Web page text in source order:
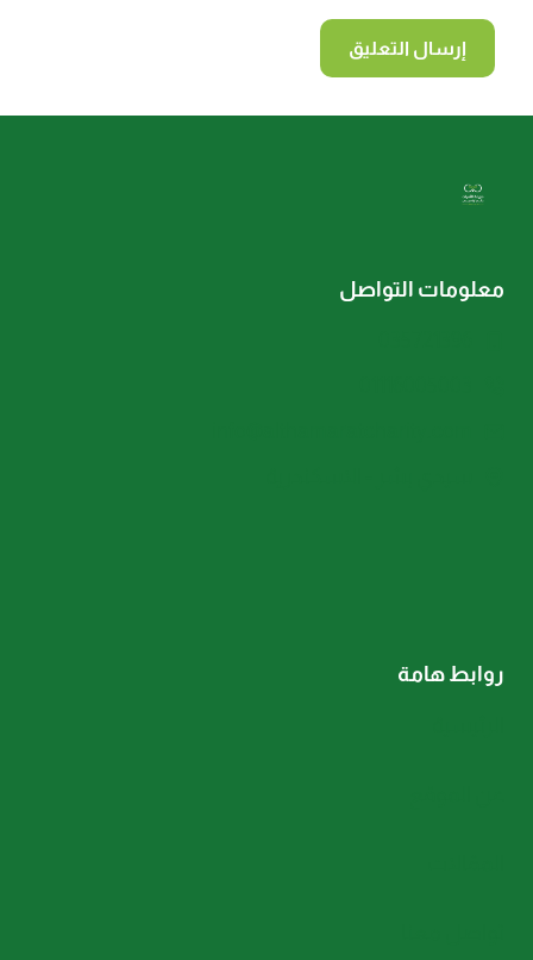
معلومات التواصل
روابط هامة